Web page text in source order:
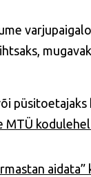
püsitoetajaks
MTÜ
aidata”